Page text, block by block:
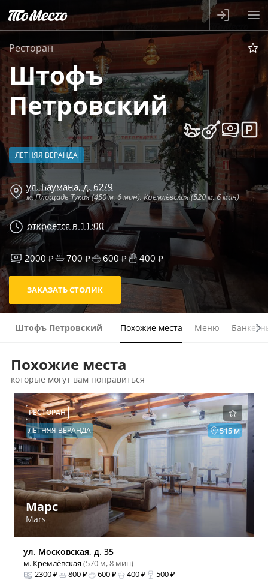
Ресторан
Штофъ
Петровский
ЛЕТНЯЯ ВЕРАНДА
ул. Баумана, д. 62/9
м. Площадь Тукая (450 м, 6 мин), Кремлёвская (520 м, 6 мин)
откроется в 11:00
2000 ₽ 700 ₽ 600 ₽ 400 ₽
ЗАКАЗАТЬ СТОЛИК
Штофъ Петровский Похожие места Меню
Похожие места
которые могут вам понравиться
РЕСТОРАН
515 м
ЛЕТНЯЯ ВЕРАНДА
Марс
Mars
ул. Московская, д. 35
м. Кремлёвская(570 м, 8 мин)
2300 ₽
800 ₽ 600 ₽ 400 ₽ 500 ₽